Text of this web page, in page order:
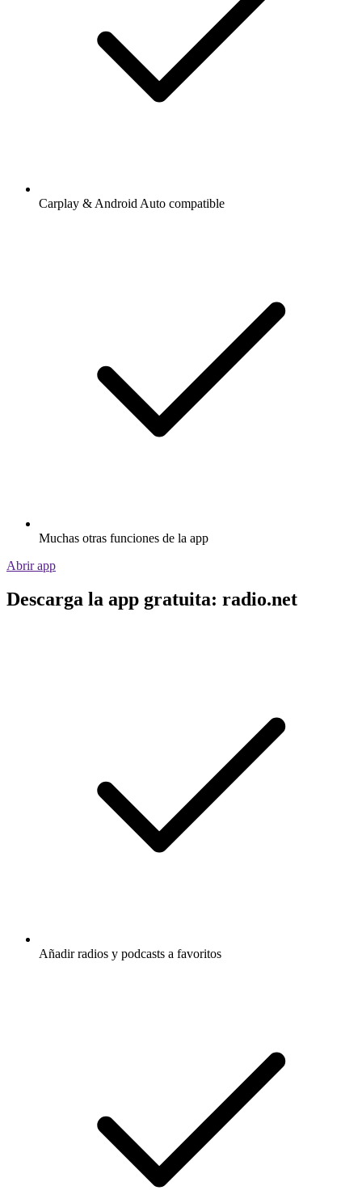
Carplay & Android Auto compatible
Muchas otras funciones de la app
Abrir app
Descarga la app gratuita: radio.net
Añadir radios y podcasts a favoritos